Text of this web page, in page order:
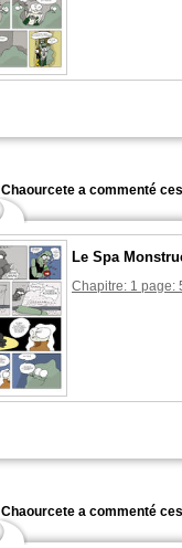
Chaourcete a commenté
Le Spa
Chapitre: 1 page:
Chaourcete a commenté